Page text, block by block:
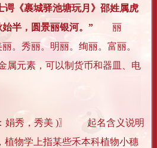
谔《裹城驿池塘玩月》邵姓属虎
半，圆景丽银河。” 丽
。秀丽。明丽。绚丽。富丽。
属元素，可以制货币和器皿、电
娟秀，秀美 )〗 起名含义说明
植物学上指某些禾本科植物小穗